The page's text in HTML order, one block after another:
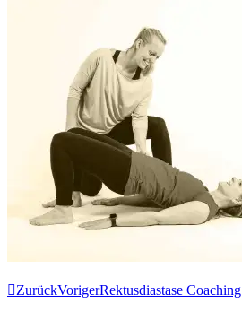
ZurückVorigerRektusdiastase Coaching